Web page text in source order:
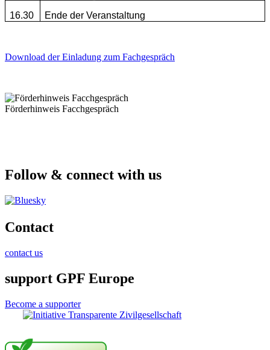
16.30 Ende der Veranstaltung
Download der Einladung zum Fachgespräch
Förderhinweis Facchgespräch
Follow & connect with us
Contact
contact us
support GPF Europe
Become a supporter